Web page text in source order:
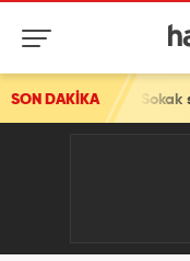
SON DAKİKA
Sokak savaş alanına